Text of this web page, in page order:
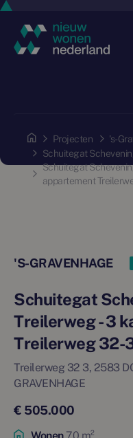
Projecten
's-
Schuitegat
Schuitegat
appartement
'S-GRAVENHAGE
Schuitegat
Treilerweg - 3
Treilerweg 32-
Treilerweg 32 3, 2583
GRAVENHAGE
€ 505.000